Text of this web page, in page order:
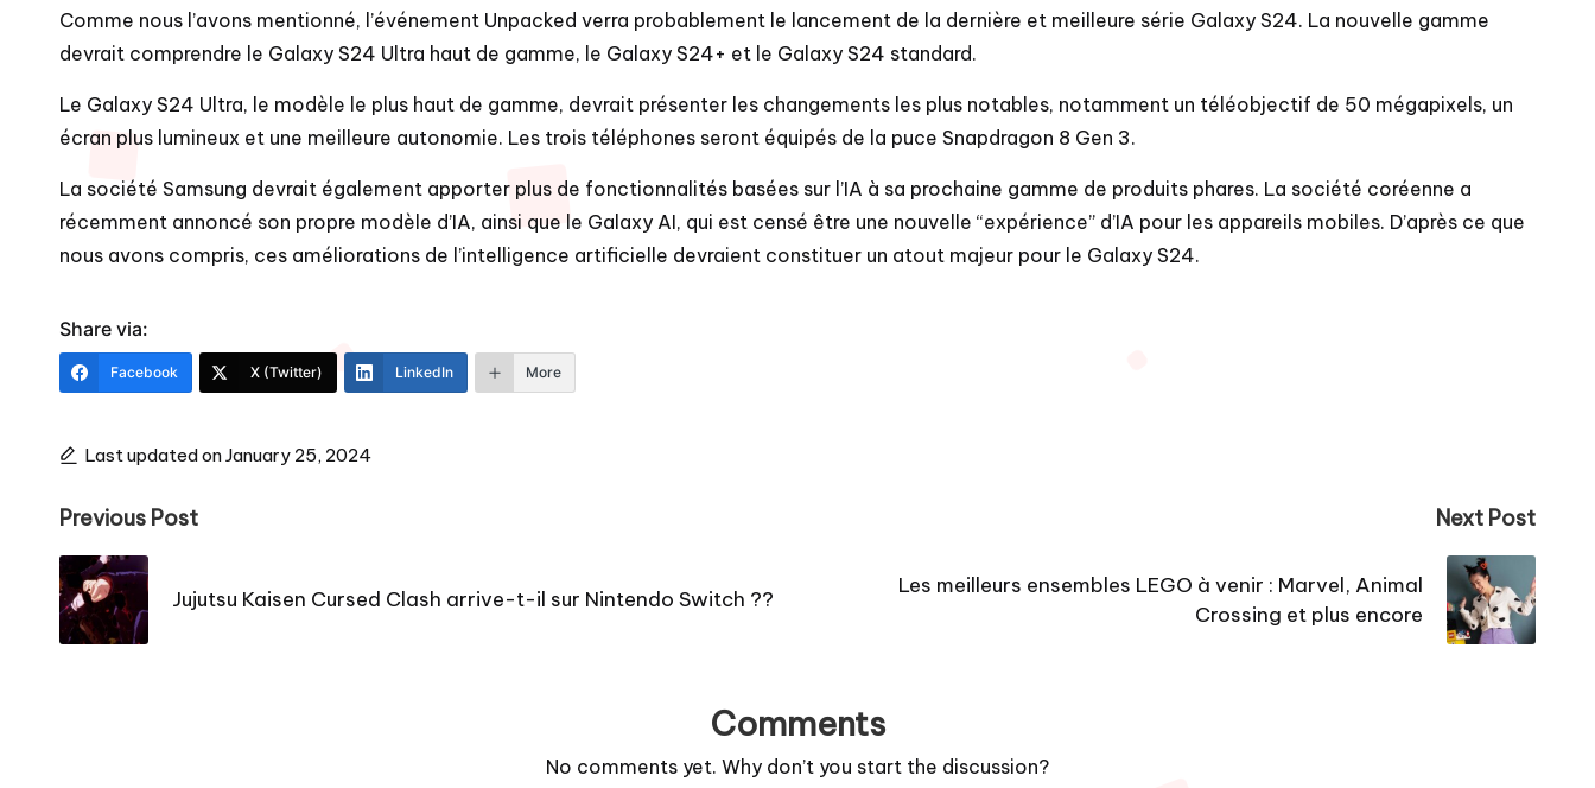
Comme nous l’avons mentionné, l’événement Unpacked verra probablement le lancement de la dernière et meilleure série Galaxy S24. La nouvelle gamme
devrait comprendre le Galaxy S24 Ultra haut de gamme, le Galaxy S24+ et le Galaxy S24 standard.
Le Galaxy S24 Ultra, le modèle le plus haut de gamme, devrait présenter les changements les plus notables, notamment un téléobjectif de 50 mégapixels, un
écran plus lumineux et une meilleure autonomie. Les trois téléphones seront équipés de la puce Snapdragon 8 Gen 3.
La société Samsung devrait également apporter plus de fonctionnalités basées sur l’IA à sa prochaine gamme de produits phares. La société coréenne a
récemment annoncé son propre modèle d’IA, ainsi que le Galaxy AI, qui est censé être une nouvelle “expérience” d’IA pour les appareils mobiles. D’après ce que
nous avons compris, ces améliorations de l’intelligence artificielle devraient constituer un atout majeur pour le Galaxy S24.
Share via:
Facebook X (Twitter) LinkedIn More
Last updated on January 25, 2024
Post
navigation
Previous Post
Jujutsu Kaisen Cursed Clash arrive-t-il sur Nintendo Switch ??
Next Post
Les meilleurs ensembles LEGO à venir : Marvel, Animal
Crossing et plus encore
Comments
No comments yet. Why don’t you start the discussion?